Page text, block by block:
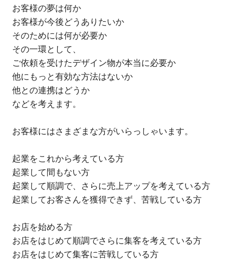
お客様の夢は何か
お客様が今後どうありたいか
そのためには何が必要か
その一環として、
ご依頼を受けたデザイン物が本当に必要か
他にもっと有効な方法はないか
他との連携はどうか
などを考えます。
お客様にはさまざまな方がいらっしゃいます。
起業をこれから考えている方
起業して間もない方
起業して順調で、さらに売上アップを考えている方
起業してお客さんを獲得できず、苦戦している方
お店を始める方
お店をはじめて順調でさらに集客を考えている方
お店をはじめて集客に苦戦している方